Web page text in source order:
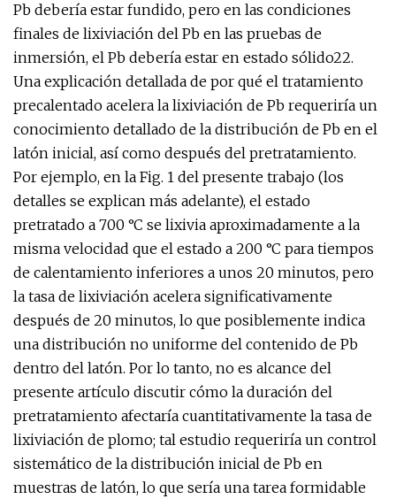
Pb debería estar fundido, pero en las condiciones
finales de lixiviación del Pb en las pruebas de
inmersión, el Pb debería estar en estado sólido22.
Una explicación detallada de por qué el tratamiento
precalentado acelera la lixiviación de Pb requeriría un
conocimiento detallado de la distribución de Pb en el
latón inicial, así como después del pretratamiento.
Por ejemplo, en la Fig. 1 del presente trabajo (los
detalles se explican más adelante), el estado
pretratado a 700 °C se lixivia aproximadamente a la
misma velocidad que el estado a 200 °C para tiempos
de calentamiento inferiores a unos 20 minutos, pero
la tasa de lixiviación acelera significativamente
después de 20 minutos, lo que posiblemente indica
una distribución no uniforme del contenido de Pb
dentro del latón. Por lo tanto, no es alcance del
presente artículo discutir cómo la duración del
pretratamiento afectaría cuantitativamente la tasa de
lixiviación de plomo; tal estudio requeriría un control
sistemático de la distribución inicial de Pb en
muestras de latón, lo que sería una tarea formidable